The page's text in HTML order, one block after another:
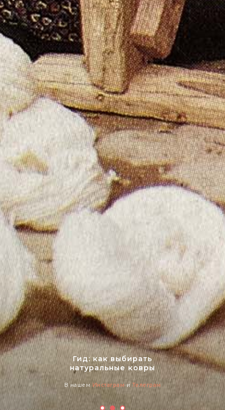
Гид: как выбирать
натуральные ковры
В нашем Инстаграм и Телеграм